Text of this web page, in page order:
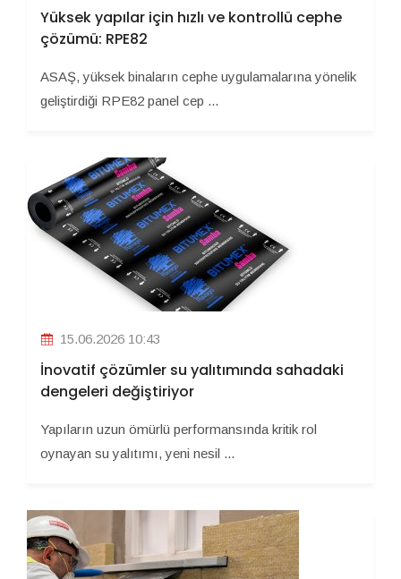
Yüksek yapılar için hızlı ve kontrollü cephe
çözümü: RPE82
ASAŞ, yüksek binaların cephe uygulamalarına yönelik
geliştirdiği RPE82 panel cep ...
15.06.2026 10:43
İnovatif çözümler su yalıtımında sahadaki
dengeleri değiştiriyor
Yapıların uzun ömürlü performansında kritik rol
oynayan su yalıtımı, yeni nesil ...